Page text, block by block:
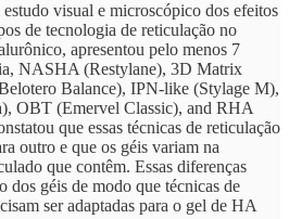
visual e microscópico dos efeitos
de tecnologia de reticulação no
apresentou pelo menos 7
NASHA (Restylane), 3D Matrix
Balance), IPN-like (Stylage M),
OBT (Emervel Classic), and RHA
que essas técnicas de reticulação
outro e que os géis variam na
que contêm. Essas diferenças
dos géis de modo que técnicas de
ser adaptadas para o gel de HA